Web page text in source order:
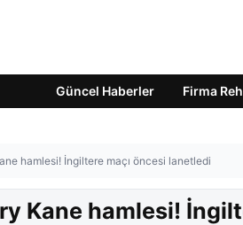
Güncel Haberler Firma
hamlesi! İngiltere maçı öncesi lanetledi
Kane hamlesi!